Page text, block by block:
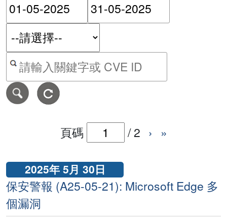
按關鍵字或 CVE ID 搜尋保安警報
頁碼 /2 › »
2025年 5月 30日
保安警報 (A25-05-21): Microsoft Edge 多
個漏洞